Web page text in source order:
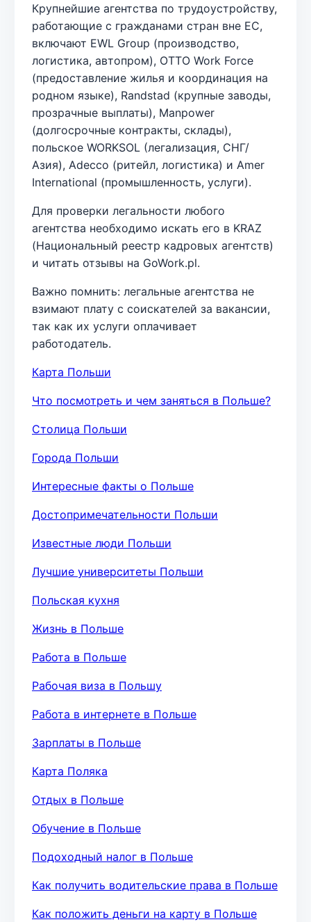
Крупнейшие агентства по трудоустройству,
работающие с гражданами стран вне ЕС,
включают EWL Group (производство,
логистика, автопром), OTTO Work Force
(предоставление жилья и координация на
родном языке), Randstad (крупные заводы,
прозрачные выплаты), Manpower
(долгосрочные контракты, склады),
польское WORKSOL (легализация, СНГ/
Азия), Adecco (ритейл, логистика) и Amer
International (промышленность, услуги).
Для проверки легальности любого
агентства необходимо искать его в KRAZ
(Национальный реестр кадровых агентств)
и читать отзывы на GoWork.pl.
Важно помнить: легальные агентства не
взимают плату с соискателей за вакансии,
так как их услуги оплачивает
работодатель.
Карта Польши
Что посмотреть и чем заняться в Польше?
Столица Польши
Города Польши
Интересные факты о Польше
Достопримечательности Польши
Известные люди Польши
Лучшие университеты Польши
Польская кухня
Жизнь в Польше
Работа в Польше
Рабочая виза в Польшу
Работа в интернете в Польше
Зарплаты в Польше
Карта Поляка
Отдых в Польше
Обучение в Польше
Подоходный налог в Польше
Как получить водительские права в Польше
Как положить деньги на карту в Польше